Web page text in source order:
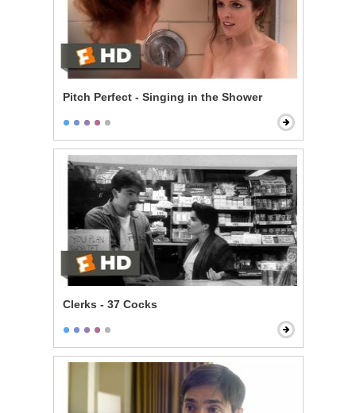
Pitch Perfect - Singing in the Shower
Clerks - 37 Cocks